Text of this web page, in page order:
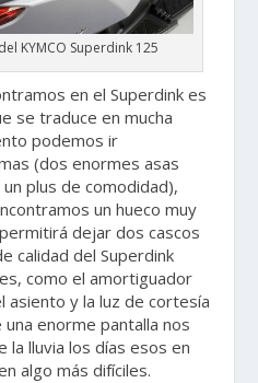
KYMCO Superdink 125
en el Superdink es
se traduce en mucha
podemos ir
(dos enormes asas
plus de comodidad),
un hueco muy
dejar dos cascos
calidad del Superdink
como el amortiguador
asiento y la luz de cortesía
enorme pantalla nos
lluvia los días esos en
algo más difíciles.